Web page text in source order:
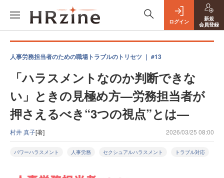
ログイン
新規
会員登録
人事労務担当者のための職場トラブルのトリセツ ｜ #13
「ハラスメントなのか判断できな
い」ときの見極め方—労務担当者が
押さえるべき“3つの視点”とは—
村井 真子[著] 2026/03/25 08:00
パワーハラスメント 人事労務 セクシュアルハラスメント トラブル対応